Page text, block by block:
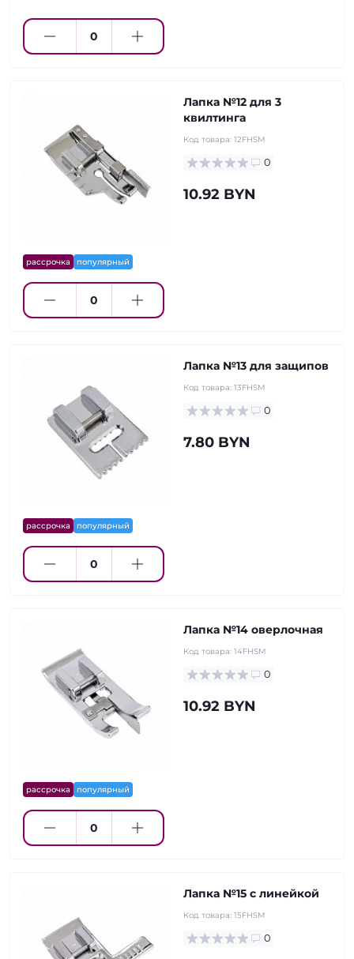
рассрочка популярный
Лапка №12 для 3
квилтинга
Код товара: 12FHSM
0
10.92 BYN
рассрочка популярный
Лапка №13 для защипов
Код товара: 13FHSM
0
7.80 BYN
рассрочка популярный
Лапка №14 оверлочная
Код товара: 14FHSM
0
10.92 BYN
Лапка №15 с линейкой
Код товара: 15FHSM
0